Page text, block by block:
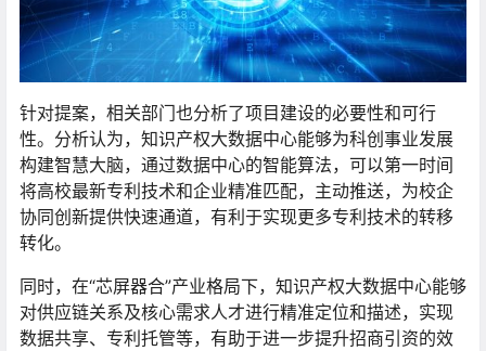
针对提案，相关部门也分析了项目建设的必要性和可行
性。分析认为，知识产权大数据中心能够为科创事业发展
构建智慧大脑，通过数据中心的智能算法，可以第一时间
将高校最新专利技术和企业精准匹配，主动推送，为校企
协同创新提供快速通道，有利于实现更多专利技术的转移
转化。
同时，在“芯屏器合”产业格局下，知识产权大数据中心能够
对供应链关系及核心需求人才进行精准定位和描述，实现
数据共享、专利托管等，有助于进一步提升招商引资的效